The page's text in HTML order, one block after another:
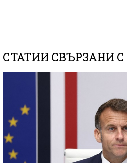
СТАТИИ СВЪРЗАНИ С